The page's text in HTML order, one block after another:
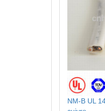
NM-B UL